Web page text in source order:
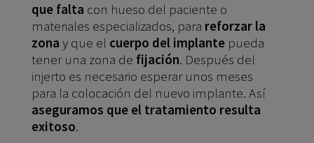
que falta con hueso del paciente o
materiales especializados, para reforzar la
zona y que el cuerpo del implantepueda
tener una zona de fijación. Después del
injerto es necesario esperar unos meses
para la colocación del nuevo implante. Así
aseguramos que el tratamiento resulta
exitoso.